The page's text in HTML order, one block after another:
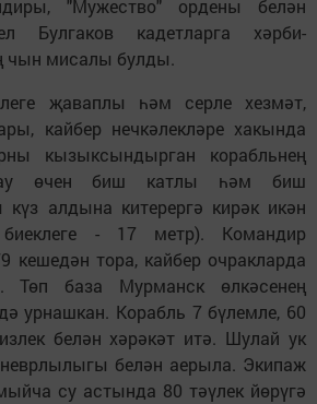
"Мужество" ордены белән
Булгаков кадетларга хәрби-
чын мисалы булды.
җаваплы һәм серле хезмәт,
кайбер нечкәлекләре хакында
кызыксындырган корабль­нең
өчен биш катлы һәм биш
алдына китерергә кирәк икән
- 17 метр). Командир
кешедән тора, кайбер очракларда
Төп база Мурманск өлкәсенең
урнашкан. Корабль 7 бүлемле, 60
белән хәрәкәт итә. Шулай ук
белән аерыла. Экипаж
су астында 80 тәүлек йөрүгә